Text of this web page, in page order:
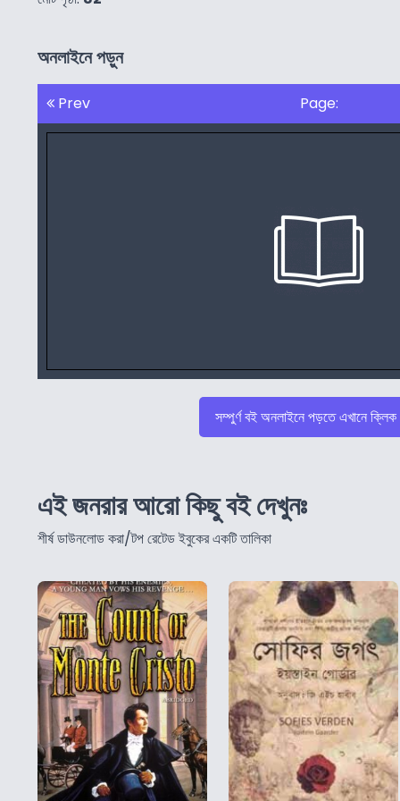
অনলাইনে পড়ুন
Prev Page:
সম্পুর্ণ বই অনলাইনে পড়তে এখানে
এই জনরার আরো কিছু বই দেখুনঃ
শীর্ষ ডাউনলোড করা/টপ রেটেড ইবুকের একটি তালিকা